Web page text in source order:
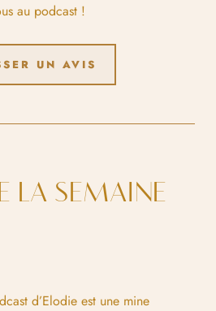
au podcast !
UN AVIS
LA SEMAINE
d’Elodie est une mine